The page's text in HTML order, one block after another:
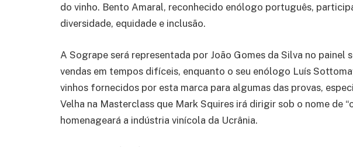
do vinho. Bento Amaral, reconhecido enólogo português,
diversidade, equidade e inclusão.
A Sogrape será representada por João Gomes da Silva no painel
vendas em tempos difíceis, enquanto o seu enólogo Luís
vinhos fornecidos por esta marca para algumas das provas,
Velha na Masterclass que Mark Squires irá dirigir sob o nome de
homenageará a indústria vinícola da Ucrânia.